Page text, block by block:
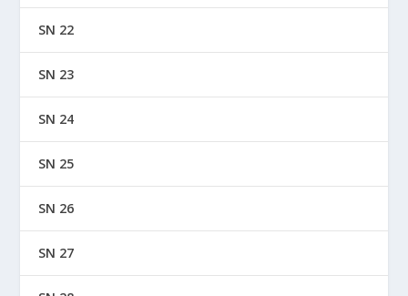
SN 22
SN 23
SN 24
SN 25
SN 26
SN 27